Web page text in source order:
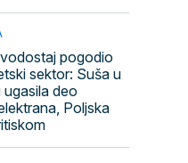
pogodio
sektor: Suša u
ugasila deo
Poljska